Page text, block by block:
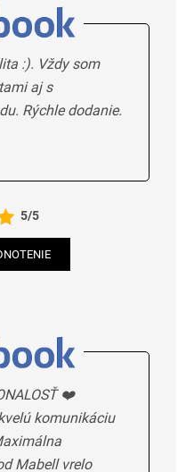
:). Vždy som
aj s
Rýchle dodanie.
5/5
❤️
komunikáciu
Mabell vrelo